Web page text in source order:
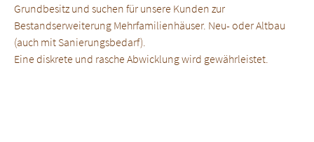
Grundbesitz und suchen für unsere Kunden zur
Bestandserweiterung Mehrfamilienhäuser. Neu- oder Altbau
(auch mit Sanierungsbedarf).
Eine diskrete und rasche Abwicklung wird gewährleistet.